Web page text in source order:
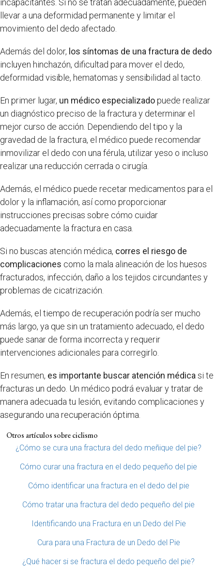
incapacitantes. Si no se tratan adecuadamente, pueden
llevar a una deformidad permanente y limitar el
movimiento del dedo afectado.
Además del dolor, los síntomas de una fractura de dedo
incluyen hinchazón, dificultad para mover el dedo,
deformidad visible, hematomas y sensibilidad al tacto.
En primer lugar, un médico especializadopuede realizar
un diagnóstico preciso de la fractura y determinar el
mejor curso de acción. Dependiendo del tipo y la
gravedad de la fractura, el médico puede recomendar
inmovilizar el dedo con una férula, utilizar yeso o incluso
realizar una reducción cerrada o cirugía.
Además, el médico puede recetar medicamentos para el
dolor y la inflamación, así como proporcionar
instrucciones precisas sobre cómo cuidar
adecuadamente la fractura en casa.
Si no buscas atención médica, corres el riesgo de
complicaciones como la mala alineación de los huesos
fracturados, infección, daño a los tejidos circundantes y
problemas de cicatrización.
Además, el tiempo de recuperación podría ser mucho
más largo, ya que sin un tratamiento adecuado, el dedo
puede sanar de forma incorrecta y requerir
intervenciones adicionales para corregirlo.
En resumen, es importante buscar atención médicasi te
fracturas un dedo. Un médico podrá evaluar y tratar de
manera adecuada tu lesión, evitando complicaciones y
asegurando una recuperación óptima.
Otros artículos sobre ciclismo
¿Cómo se cura una fractura del dedo meñique del pie?
Cómo curar una fractura en el dedo pequeño del pie
Cómo identificar una fractura en el dedo del pie
Cómo tratar una fractura del dedo pequeño del pie
Identificando una Fractura en un Dedo del Pie
Cura para una Fractura de un Dedo del Pie
¿Qué hacer si se fractura el dedo pequeño del pie?